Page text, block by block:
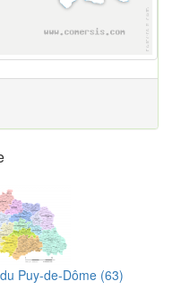
Puy-de-Dôme (63)